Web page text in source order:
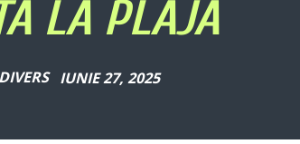
LA PLAJA
IUNIE 27, 2025